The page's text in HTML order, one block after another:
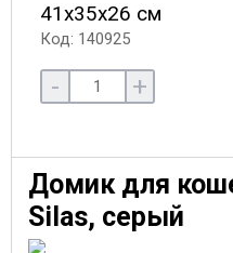
41х35х26 см
Код: 140925
- +
Домик для
Silas, серый